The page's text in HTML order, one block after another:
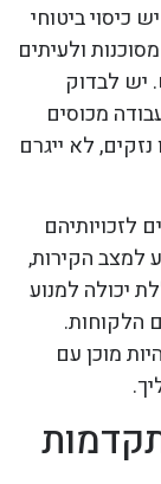
כיסוי ביטוחי
ולעיתים
יש לבדוק
מכוסים
לא ייגרם
לזכויותיהם
למצב הקירות,
יכולה למנוע
הלקוחות.
מוכן עם